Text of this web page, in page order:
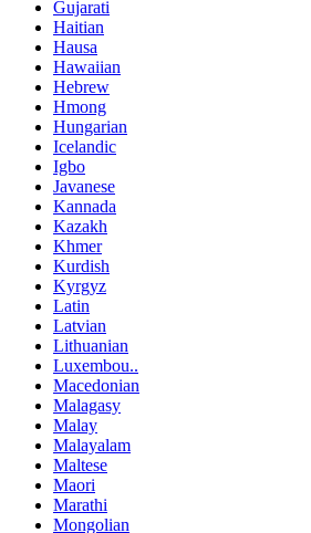
Gujarati
Haitian
Hausa
Hawaiian
Hebrew
Hmong
Hungarian
Icelandic
Igbo
Javanese
Kannada
Kazakh
Khmer
Kurdish
Kyrgyz
Latin
Latvian
Lithuanian
Luxembou..
Macedonian
Malagasy
Malay
Malayalam
Maltese
Maori
Marathi
Mongolian